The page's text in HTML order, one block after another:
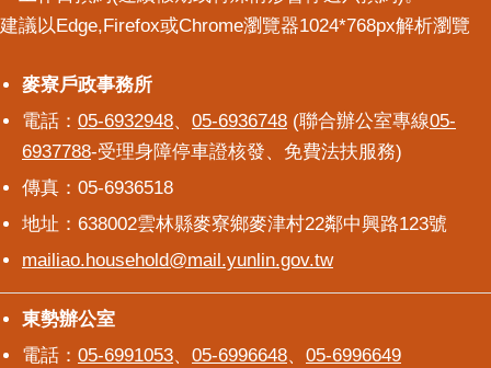
建議以Edge,Firefox或Chrome瀏覽器1024*768px解析瀏覽
麥寮戶政事務所
麥寮戶政事務所
電話： 05-6932948、 05-6936748 (聯合辦公室專線05-
6937788-受理身障停車證核發、免費法扶服務)
傳真：05-6936518
地址：638002雲林縣麥寮鄉麥津村22鄰中興路123號
mailiao.household@mail.yunlin.gov.tw
東勢辦公室
東勢辦公室
電話： 05-6991053、 05-6996648、 05-6996649